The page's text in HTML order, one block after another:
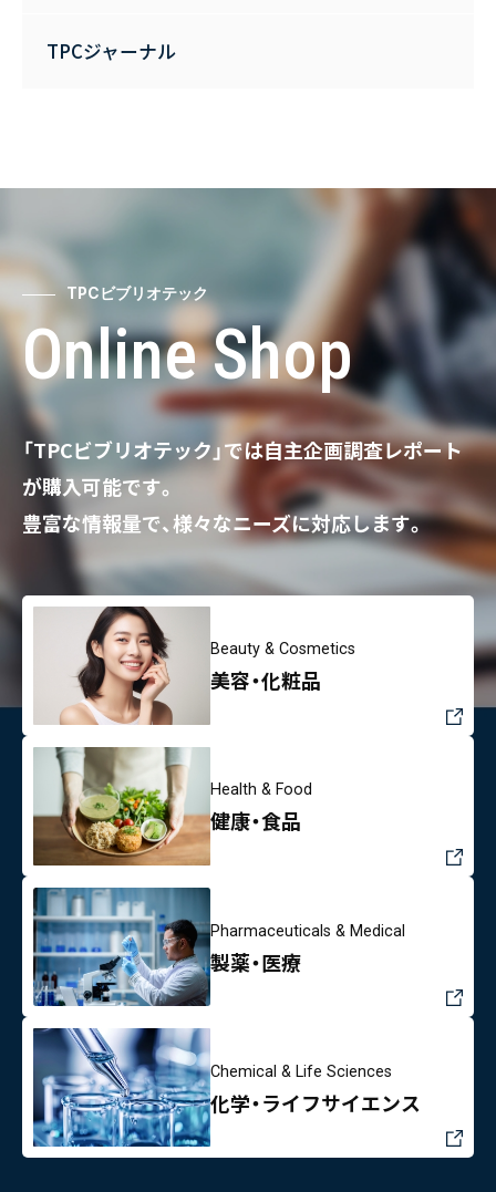
TPCジャーナル
TPCビブリオテック
Online Shop
「TPCビブリオテック」では自主企画調査レポート
が購入可能です。
豊富な情報量で、様々なニーズに対応します。
Beauty & Cosmetics
美容・化粧品
Health & Food
健康・食品
Pharmaceuticals & Medical
製薬・医療
Chemical & Life Sciences
化学・ライフサイエンス